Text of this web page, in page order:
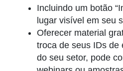
Incluindo um botão
lugar visível em seu
Oferecer material
troca de seus IDs de
do seu setor, pode